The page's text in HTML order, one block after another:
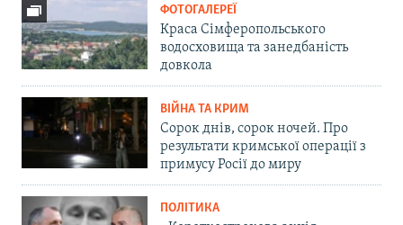
ФОТОГАЛЕРЕЇ
Краса Сімферопольського
водосховища та занедбаність
довкола
ВІЙНА ТА КРИМ
Сорок днів, сорок ночей. Про
результати кримської операції з
примусу Росії до миру
ПОЛІТИКА